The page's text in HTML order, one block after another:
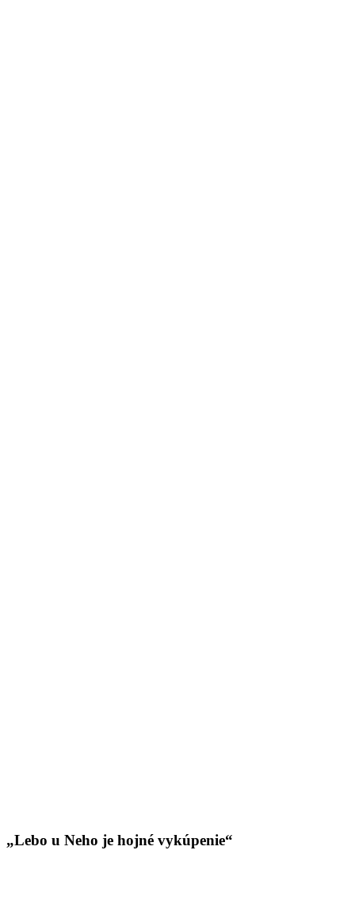
„Lebo u Neho je hojné vykúpenie“